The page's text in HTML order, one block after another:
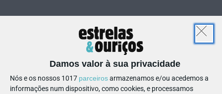
Damos valor à sua privacidade
Nós e os nossos 1017 parceirosarmazenamos e/ou acedemos a
informações num dispositivo, como cookies, e processamos